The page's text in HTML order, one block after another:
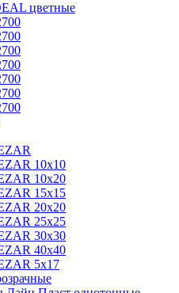
цветные
10х10
10х20
15х15
20х20
25х25
30х30
40х40
5х17